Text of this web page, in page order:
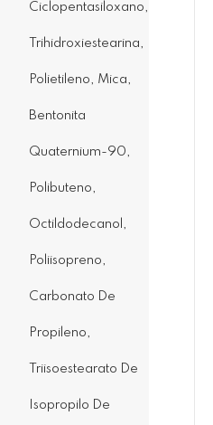
Ciclopentasiloxano,
Trihidroxiestearina,
Polietileno, Mica,
Bentonita
Quaternium-90,
Polibuteno,
Octildodecanol,
Poliisopreno,
Carbonato De
Propileno,
Triisoestearato De
Isopropilo De